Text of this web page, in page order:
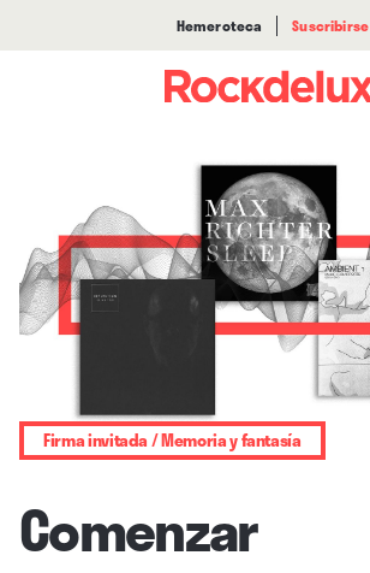
Hemeroteca Suscribirse
Firma invitada / Memoria y fantasía
Comenzar